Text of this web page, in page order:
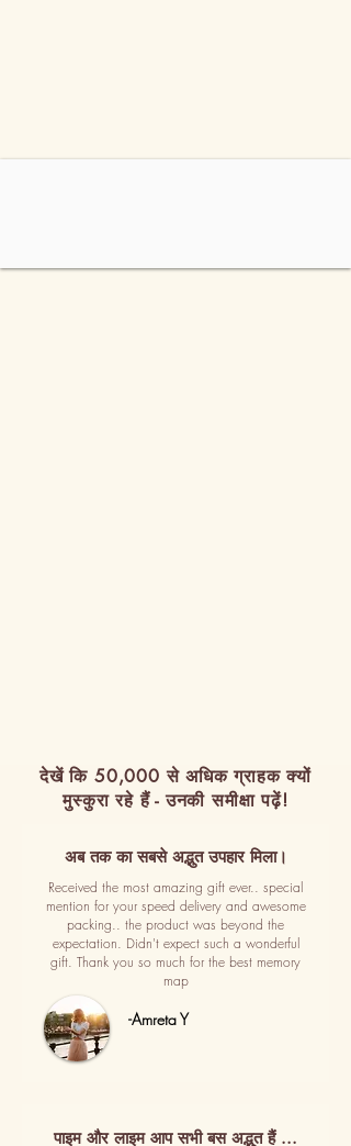
देखें कि 50,000 से अधिक ग्राहक क्यों
मुस्कुरा रहे हैं - उनकी समीक्षा पढ़ें!
अब तक का सबसे अद्भुत उपहार मिला।
Received the most amazing gift ever.. special
mention for your speed delivery and awesome
packing.. the product was beyond the
expectation. Didn't expect such a wonderful
gift. Thank you so much for the best memory
map
-Amreta Y
पाइम और लाइम आप सभी बस अद्भुत हैं ...